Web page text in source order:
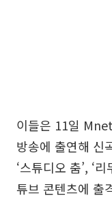
이들은 11일
방송에 출연해 신
‘스튜디오 춤’, ‘
튜브 콘텐츠에 출